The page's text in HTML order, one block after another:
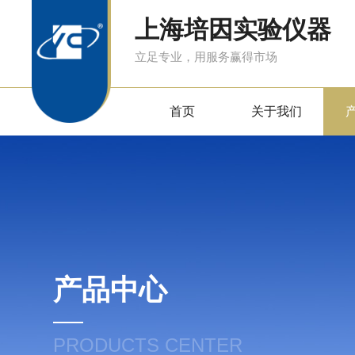
上海培因实验仪器
立足专业，用服务赢得市场
首页 关于我们
产品中心
PRODUCTS CENTER